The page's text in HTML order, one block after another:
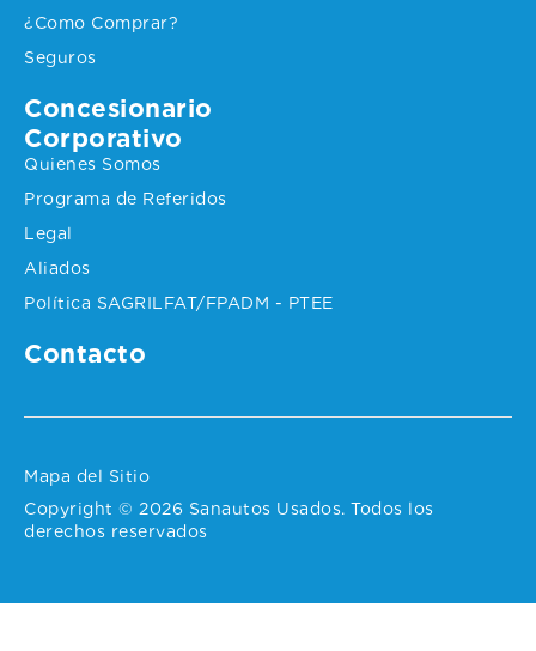
¿Como Comprar?
Seguros
Concesionario
Corporativo
Quienes Somos
Programa de Referidos
Legal
Aliados
Política SAGRILFAT/FPADM - PTEE
Contacto
Mapa del Sitio
Copyright © 2026 Sanautos Usados. Todos los
derechos reservados